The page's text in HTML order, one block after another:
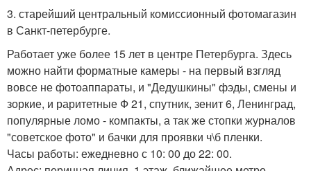
3. старейший центральный комиссионный фотомагазин
в Санкт-петербурге.
Работает уже более 15 лет в центре Петербурга. Здесь
можно найти форматные камеры - на первый взгляд
вовсе не фотоаппараты, и "Дедушкины" фэды, смены и
зоркие, и раритетные Ф 21, спутник, зенит 6, Ленинград,
популярные ломо - компакты, а так же стопки журналов
"советское фото" и бачки для проявки ч\б пленки.
Часы работы: ежедневно с 10: 00 до 22: 00.